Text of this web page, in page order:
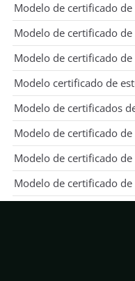
Modelo de certificado
Modelo de certificado
Modelo de certificado
Modelo certificado de
Modelo de certificados
Modelo de certificado
Modelo de certificado
Modelo de certificado